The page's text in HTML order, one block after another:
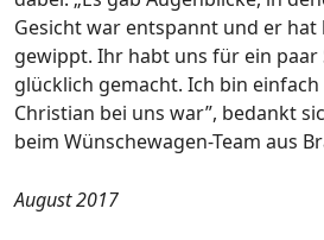
Gesicht war entspannt und er hat
gewippt. Ihr habt uns für ein paar
glücklich gemacht. Ich bin
Christian bei uns war”, bedankt
beim Wünschewagen-Team aus
August 2017